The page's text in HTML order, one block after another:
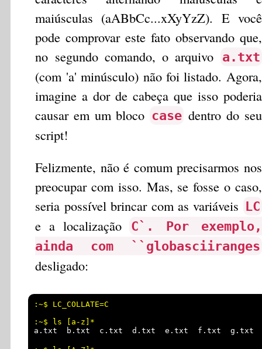
maiúsculas (aABbCc...xXyYzZ). E você
pode comprovar este fato observando que,
no segundo comando, o arquivo
a.txt
(com 'a' minúsculo) não foi listado. Agora,
imagine a dor de cabeça que isso poderia
causar em um bloco case dentro do seu
script!
Felizmente, não é comum precisarmos nos
preocupar com isso. Mas, se fosse o caso,
seria possível brincar com as variáveis LC
e a localização
C`. Por exemplo,
ainda com ``globasciiranges
desligado:
:~$ LC_COLLATE=C
a.txt  b.txt  c.txt  d.txt  e.txt  f.txt